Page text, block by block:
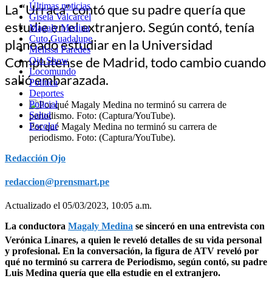
Últimas noticias
Gisela Valcarcel
Magaly Medina
Cuto Guadalupe
Melissa Paredes
Ojo Show
Locomundo
Política
Deportes
Policial
Salud
Escolar
La “Urraca” contó que su padre quería que
estudie en el extranjero. Según contó, tenía
planeado estudiar en la Universidad
Complutense de Madrid, todo cambio cuando
salió embarazada.
Por qué Magaly Medina no terminó su carrera de
periodismo. Foto: (Captura/YouTube).
Redacción Ojo
redaccion@prensmart.pe
Actualizado el 05/03/2023, 10:05 a.m.
La conductora Magaly Medina se sinceró en una entrevista con
Verónica Linares, a quien le reveló detalles de su vida personal
y profesional. En la conversación, la figura de ATV reveló por
qué no terminó su carrera de Periodismo, según contó, su padre
Luis Medina quería que ella estudie en el extranjero.